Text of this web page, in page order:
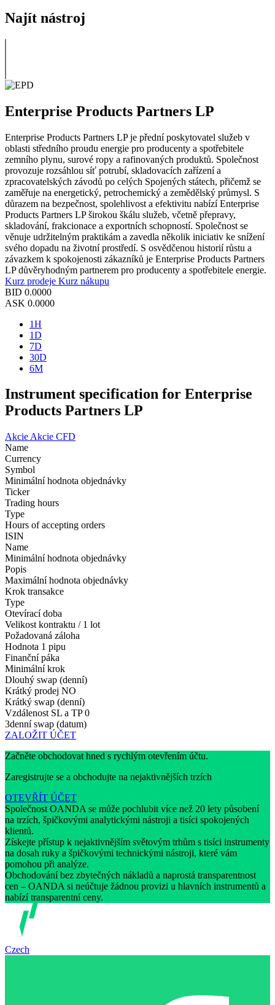
Najít nástroj
Enterprise Products Partners LP
Enterprise Products Partners LP je přední poskytovatel služeb v
oblasti středního proudu energie pro producenty a spotřebitele
zemního plynu, surové ropy a rafinovaných produktů. Společnost
provozuje rozsáhlou síť potrubí, skladovacích zařízení a
zpracovatelských závodů po celých Spojených státech, přičemž se
zaměřuje na energetický, petrochemický a zemědělský průmysl. S
důrazem na bezpečnost, spolehlivost a efektivitu nabízí Enterprise
Products Partners LP širokou škálu služeb, včetně přepravy,
skladování, frakcionace a exportních schopností. Společnost se
věnuje udržitelným praktikám a zavedla několik iniciativ ke snížení
svého dopadu na životní prostředí. S osvědčenou historií růstu a
závazkem k spokojenosti zákazníků je Enterprise Products Partners
LP důvěryhodným partnerem pro producenty a spotřebitele energie.
Kurz prodeje Kurz nákupu
BID 0.0000
ASK 0.0000
1H
1D
7D
30D
6M
Instrument specification for Enterprise
Products Partners LP
Akcie Akcie CFD
Name
Currency
Symbol
Minimální hodnota objednávky
Ticker
Trading hours
Type
Hours of accepting orders
ISIN
Name
Minimální hodnota objednávky
Popis
Maximální hodnota objednávky
Krok transakce
Type
Otevírací doba
Velikost kontraktu / 1 lot
Požadovaná záloha
Hodnota 1 pipu
Finanční páka
Minimální krok
Dlouhý swap (denní)
Krátký prodej NO
Krátký swap (denní)
Vzdálenost SL a TP 0
3denní swap (datum)
ZALOŽIT ÚČET
Začněte obchodovat hned s rychlým otevřením účtu.
Zaregistrujte se a obchodujte na nejaktivnějších trzích
OTEVŘÍT ÚČET
Společnost OANDA se může pochlubit více než 20 lety působení
na trzích, špičkovými analytickými nástroji a tisíci spokojených
klientů.
Získejte přístup k nejaktivnějším světovým trhům s tisíci instrumenty
na dosah ruky a špičkovými technickými nástroji, které vám
pomohou při analýze.
Obchodování bez zbytečných nákladů a naprostá transparentnost
cen – OANDA si neúčtuje žádnou provizi u hlavních instrumentů a
nabízí transparentní ceny.
Czech